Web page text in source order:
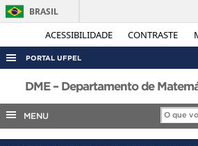
ACESSIBILIDADE CONTRASTE
BRASIL
PORTAL UFPEL
ACESSO À INFORMAÇÃO
AUDITORIA
COBALTO
DME – Departamento de
MENU